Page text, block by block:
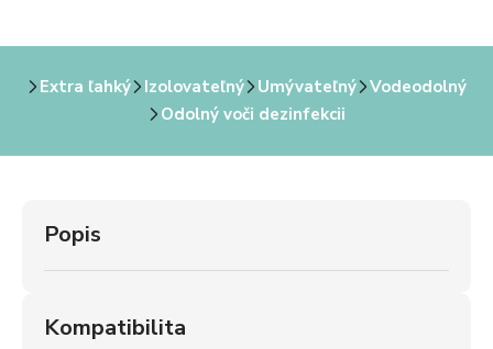
Extra ľahký Izolovateľný Umývateľný
Vodeodolný
Odolný voči dezinfekcii
Popis
Kompatibilita